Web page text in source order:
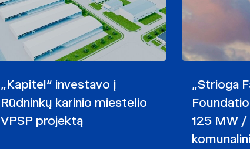
„Kapitel“ investavo į
Rūdninkų karinio miestelio
VPSP projektą
„Strioga
125 MW